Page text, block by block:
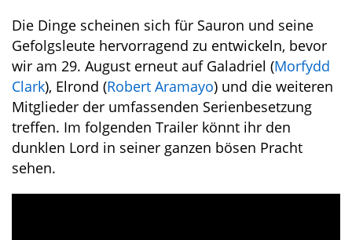
Die Dinge scheinen sich für Sauron und seine
Gefolgsleute hervorragend zu entwickeln, bevor
wir am 29. August erneut auf Galadriel (Morfydd
Clark), Elrond (Robert Aramayo) und die weiteren
Mitglieder der umfassenden Serienbesetzung
treffen. Im folgenden Trailer könnt ihr den
dunklen Lord in seiner ganzen bösen Pracht
sehen.